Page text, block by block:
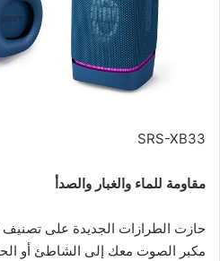
SRS-XB33
مقاومة للماء والغبار والصدأ
حازت الطرازات الجديدة على تصنيف
مكبر الصوت معك إلى الشاطئ أو